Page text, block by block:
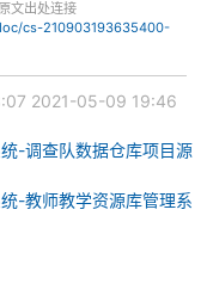
文出处连接
cs-210903193635400-
2021-05-09 19:46
-调查队数据仓库项目源
-教师教学资源库管理系